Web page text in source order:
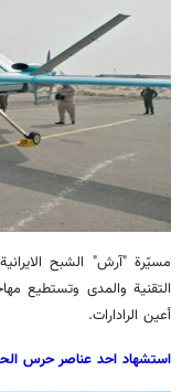
مسيّرة "آرش" الشبح
التقنية والمدى وتستطيع
أعين الرادارات.
استشهاد احد عناصر حرس